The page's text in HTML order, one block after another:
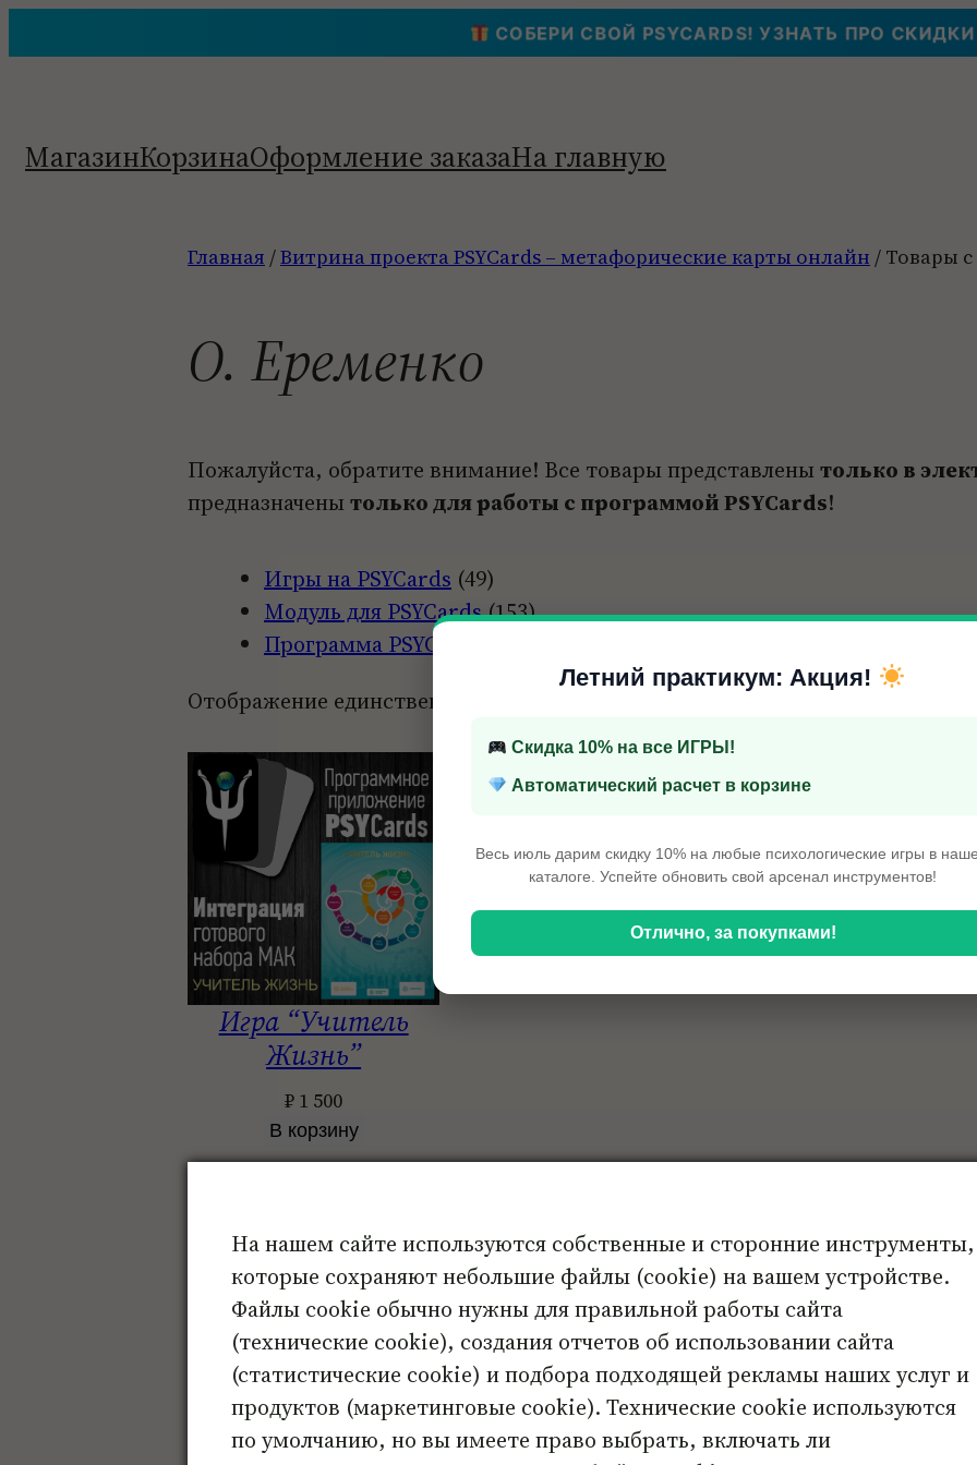
СОБЕРИ СВОЙ PSYCARDS! УЗНАТЬ ПРО
МагазинКорзинаОформление заказаНа главную
Главная /Витрина проекта PSYCards – метафорические карты онлайн / Товары
О. Еременко
Пожалуйста, обратите внимание! Все товары представлены только в
предназначены только для работы с программой PSYCards!
Игры на PSYCards 4949
товаров
Модуль для PSYCards 153153
Программа PSYCards
товаров
Отображение единственного товара
Поиск
Игра “Учитель
Жизнь”
₽ 1 500
В корзину
В. Голобородова В. Хеллер Е. Баксан
И. Орда И. Федорова К. Писаревский М. Будякова М. Владимирова-Крюкова
М. Семененко М. Теплякова М. Травкова М. Хомякова Н. Буравцова Н. Извекова Н. Филимонова
С. Зотова С. Филина С. Шевякова Центр Единство Э. Алёхина Ю. Воронина Ю. Логинова Ю.
Летний практикум: Акция!
Скидка 10% на все ИГРЫ!
Автоматический расчет в корзине
Весь июль дарим скидку 10% на любые психологические игры в
каталоге. Успейте обновить свой арсенал инструментов!
Отлично, за покупками!
От 10 000 руб. — Скидка 8%
От 20 000 руб. — Скидка 15%
На нашем сайте используются собственные и сторонние инструменты,
которые сохраняют небольшие файлы (cookie) на вашем устройстве.
Файлы cookie обычно нужны для правильной работы сайта
(технические cookie), создания отчетов об использовании сайта
(статистические cookie) и подбора подходящей рекламы наших услуг и
продуктов (маркетинговые cookie). Технические cookie используются
по умолчанию, но вы имеете право выбрать, включать ли